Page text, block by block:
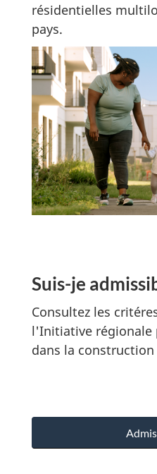
résidentielles
pays.
Suis-je
Consultez les
l'Initiative régionale
dans la